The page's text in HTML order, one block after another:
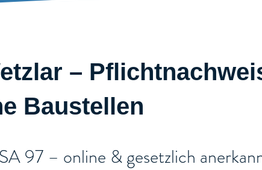
–
Baustellen​
97 – online & gesetzlich